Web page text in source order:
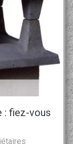
: fiez-vous